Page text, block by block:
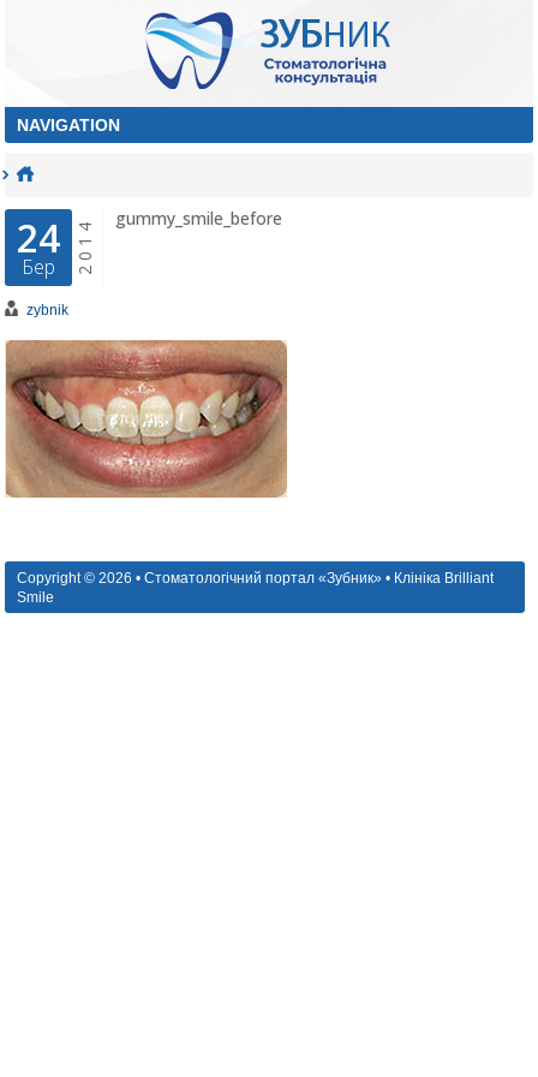
24
Бер 2014 gummy_smile_before
zybnik
Copyright © 2026 • Стоматологічний портал «Зубник» • Клініка Brilliant
Smile